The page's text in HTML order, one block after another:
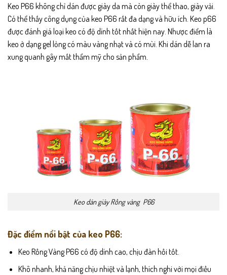
Keo P66 không chỉ dán được giày da mà còn giày thể thao, giày vải.
Có thể thấy công dụng của keo P66 rất đa dạng và hữu ích. Keo p66
được đánh giá loại keo có độ dính tốt nhất hiện nay. Nhược điểm là
keo ở dạng gel lỏng có màu vàng nhạt và có mùi. Khi dán dễ lan ra
xung quanh gây mất thẩm mỹ cho sản phẩm.
Keo dán giày Rồng vàng P66
Đặc điểm nổi bật của keo P66:
Keo Rồng Vàng P66 có độ dính cao, chịu đàn hồi tốt.
Khô nhanh, khả năng chịu nhiệt và lạnh, thích nghi với mọi điều